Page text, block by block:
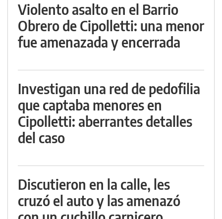
Violento asalto en el Barrio
Obrero de Cipolletti: una menor
fue amenazada y encerrada
Investigan una red de pedofilia
que captaba menores en
Cipolletti: aberrantes detalles
del caso
Discutieron en la calle, les
cruzó el auto y las amenazó